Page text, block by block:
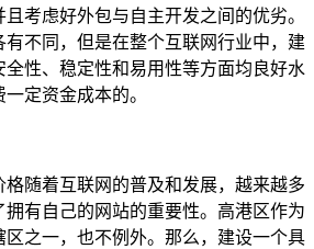
考虑好外包与自主开发之间的优劣。
有不同，但是在整个互联网行业中，建
性、稳定性和易用性等方面均良好水
定资金成本的。
随着互联网的普及和发展，越来越多
有自己的网站的重要性。高港区作为
区之一，也不例外。那么，建设一个具